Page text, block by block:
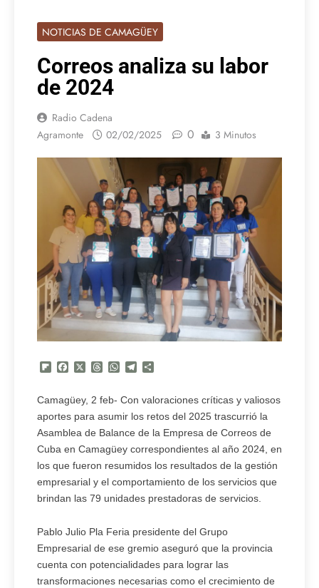
NOTICIAS DE CAMAGÜEY
Correos analiza su labor
de 2024
Radio Cadena
Agramonte
02/02/2025 0 3 Minutos
Flipboard
FacebookThreadsWhatsApp
Telegram
Camagüey, 2 feb- Con valoraciones críticas y valiosos
aportes para asumir los retos del 2025 trascurrió la
Asamblea de Balance de la Empresa de Correos de
Cuba en Camagüey correspondientes al año 2024, en
los que fueron resumidos los resultados de la gestión
empresarial y el comportamiento de los servicios que
brindan las 79 unidades prestadoras de servicios.
Pablo Julio Pla Feria presidente del Grupo
Empresarial de ese gremio aseguró que la provincia
cuenta con potencialidades para lograr las
transformaciones necesarias como el crecimiento de